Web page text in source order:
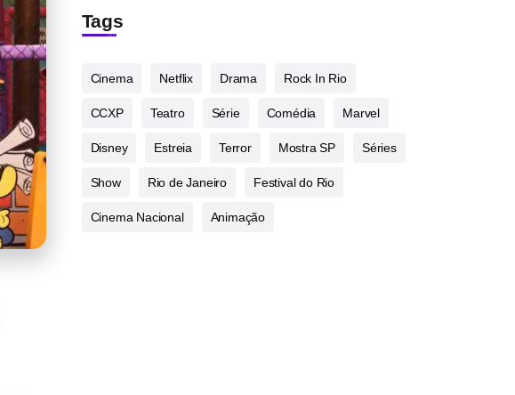
Tags
Cinema Netflix Drama Rock In Rio
CCXP Teatro Série Comédia Marvel
Disney Estreia Terror Mostra SP Séries
Show Rio de Janeiro Festival do Rio
Cinema Nacional Animação